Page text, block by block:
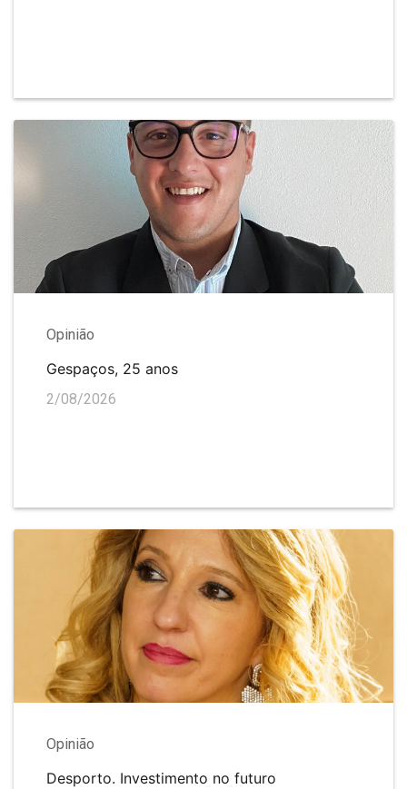
Opinião
Gespaços, 25 anos
2/08/2026
Opinião
Desporto. Investimento no futuro